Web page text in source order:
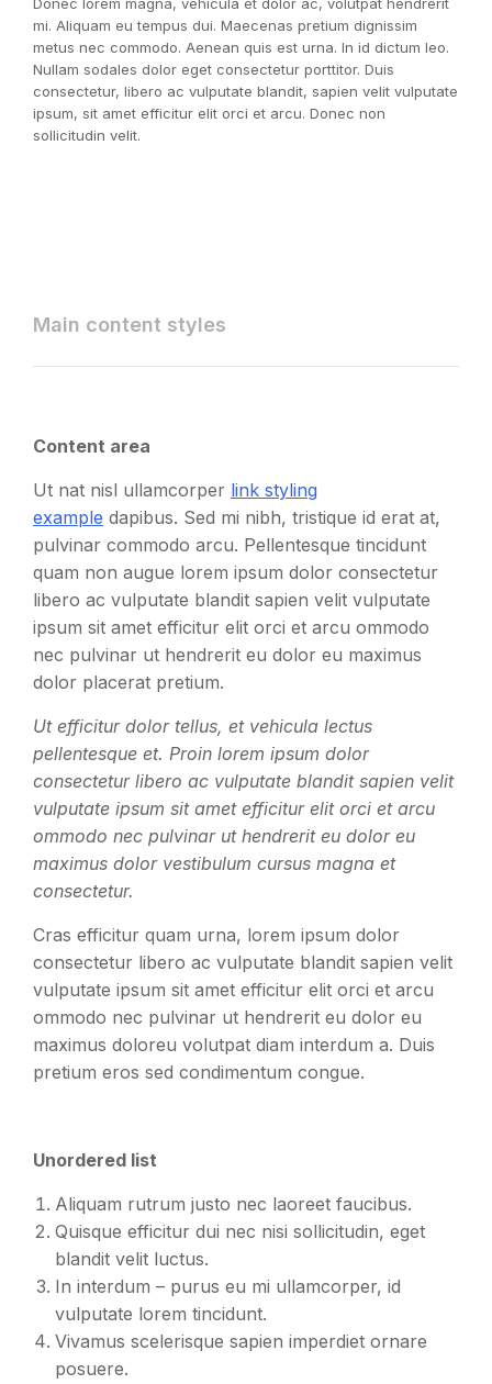
mi. Aliquam eu tempus dui. Maecenas pretium dignissim
metus nec commodo. Aenean quis est urna. In id dictum leo.
Nullam sodales dolor eget consectetur porttitor. Duis
consectetur, libero ac vulputate blandit, sapien velit vulputate
ipsum, sit amet efficitur elit orci et arcu. Donec non
sollicitudin velit.
Main content styles
Content area
Ut nat nisl ullamcorper link styling
example dapibus. Sed mi nibh, tristique id erat at,
pulvinar commodo arcu. Pellentesque tincidunt
quam non augue lorem ipsum dolor consectetur
libero ac vulputate blandit sapien velit vulputate
ipsum sit amet efficitur elit orci et arcu ommodo
nec pulvinar ut hendrerit eu dolor eu maximus
dolor placerat pretium.
Ut efficitur dolor tellus, et vehicula lectus
pellentesque et. Proin lorem ipsum dolor
consectetur libero ac vulputate blandit sapien velit
vulputate ipsum sit amet efficitur elit orci et arcu
ommodo nec pulvinar ut hendrerit eu dolor eu
maximus dolor vestibulum cursus magna et
consectetur.
Cras efficitur quam urna, lorem ipsum dolor
consectetur libero ac vulputate blandit sapien velit
vulputate ipsum sit amet efficitur elit orci et arcu
ommodo nec pulvinar ut hendrerit eu dolor eu
maximus doloreu volutpat diam interdum a. Duis
pretium eros sed condimentum congue.
Unordered list
Aliquam rutrum justo nec laoreet faucibus.
Quisque efficitur dui nec nisi sollicitudin, eget
blandit velit luctus.
In interdum – purus eu mi ullamcorper, id
vulputate lorem tincidunt.
Vivamus scelerisque sapien imperdiet ornare
posuere.